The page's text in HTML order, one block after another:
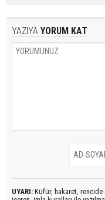
YAZIYA YORUM KAT
UYARI: Küfür, hakaret, rencide